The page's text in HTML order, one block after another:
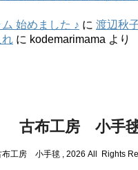
始めました ♪ に 渡辺秋
れ に kodemarimama より
古布工房 小手
工房 小手毬 , 2026 All Rights